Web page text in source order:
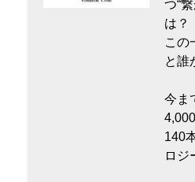
つ“
は？
この
と誰
今ま
140
ロジ